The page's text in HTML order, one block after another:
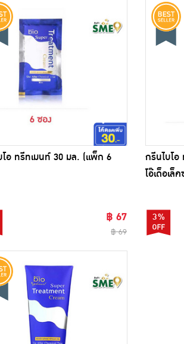
โอ ทรีทเมนท์ 30 มล. (แพ็ก 6
฿ 67
฿ 69
กรีนไบโอ
โอ๊เด็อเล็
3%